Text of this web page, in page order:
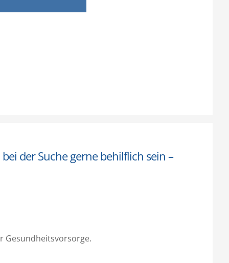
der Suche gerne behilflich sein –
Gesundheitsvorsorge.